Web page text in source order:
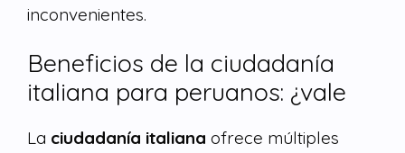
inconvenientes.
Beneficios de la ciudadanía
italiana para peruanos: ¿vale
La ciudadanía italiana ofrece múltiples